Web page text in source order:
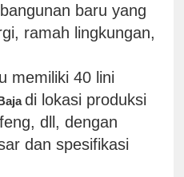
baru yang
ramah lingkungan,
memiliki 40 lini
di lokasi produksi
dll, dengan
dan spesifikasi